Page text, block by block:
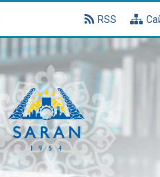
RSS